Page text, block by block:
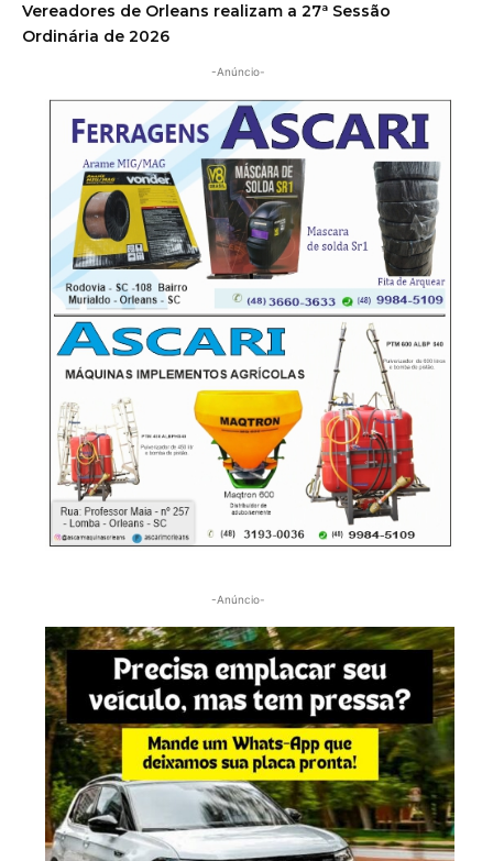
Vereadores de Orleans realizam a 27ª Sessão
Ordinária de 2026
-Anúncio-
-Anúncio-